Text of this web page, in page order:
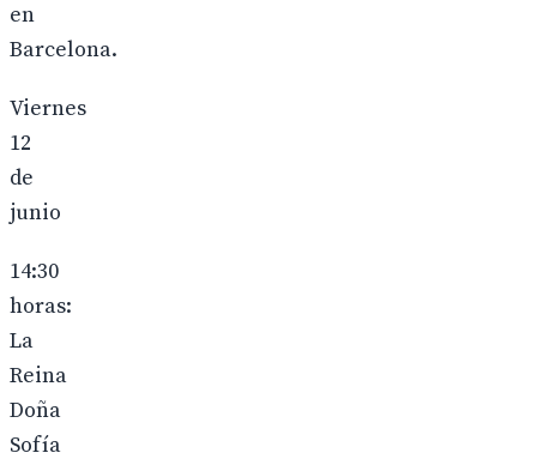
en
Barcelona.
Viernes
12
de
junio
14:30
horas:
La
Reina
Doña
Sofía